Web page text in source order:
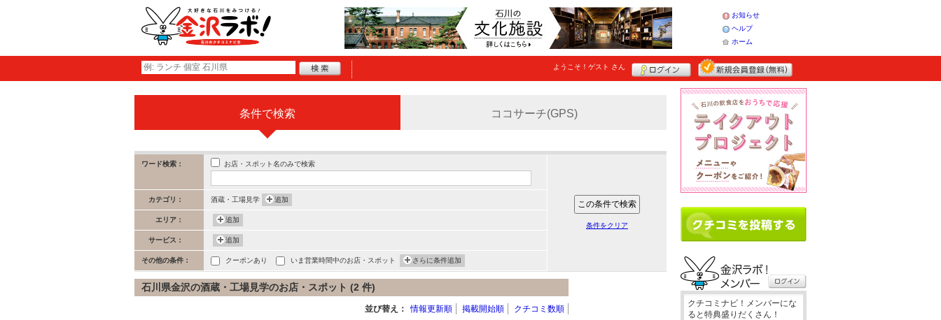
お知らせ
ヘルプ
ホーム
ようこそ！ ゲスト さん
条件で検索 ココサーチ(GPS)
ワード検索： お店・スポット名のみで検索
カテゴリ： 酒蔵・工場見学 追加
エリア： 追加
サービス： 追加
その他の条件： クーポンあり いま営業時間中のお店・スポット さらに条件追加
条件をクリア
石川県金沢の酒蔵・工場見学のお店・スポット (2 件)
並び替え： 情報更新順 掲載開始順 クチコミ数順
クチコミナビ！メンバーにな
ると特典盛りだくさん！